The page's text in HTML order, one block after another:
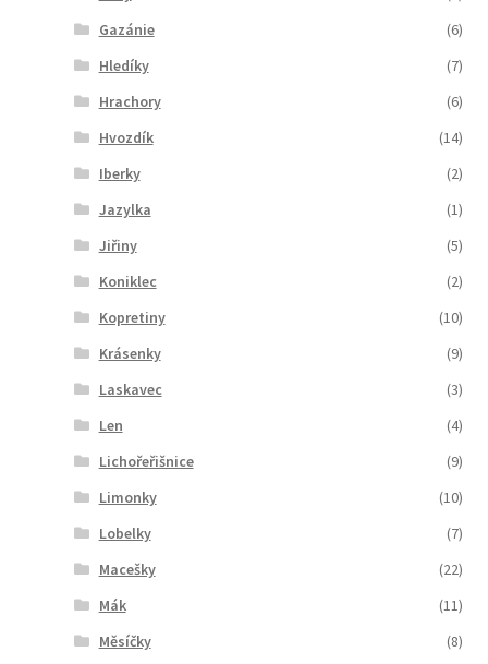
Gazánie
(6)
Hledíky
(7)
Hrachory
(6)
Hvozdík
(14)
Iberky
(2)
Jazylka
(1)
Jiřiny
(5)
Koniklec
(2)
Kopretiny
(10)
Krásenky
(9)
Laskavec
(3)
Len
(4)
Lichořeřišnice
(9)
Limonky
(10)
Lobelky
(7)
Macešky
(22)
Mák
(11)
Měsíčky
(8)